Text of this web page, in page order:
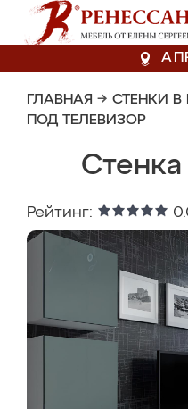
ГЛАВНАЯ → СТЕНКИ
ПОД ТЕЛЕВИЗОР
Рейтинг: